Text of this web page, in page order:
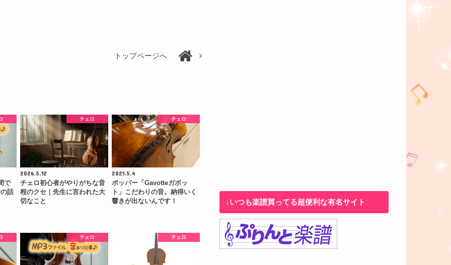
トップページへ
で
話
チェロ
2026.5.12
チェロ初心者がやりがちな音
程のクセ｜先生に言われた大
切なこと
チェロ
2021.5.4
ポッパー「Gavotteガボッ
ト」こだわりの音。納得いく
響きが出ないんです！
チェロ チェロ
↓いつも楽譜買ってる超便利な有名サイト